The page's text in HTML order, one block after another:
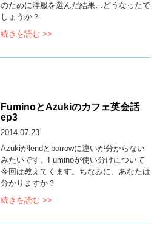
のために洋服を選んだ結果…どうなったで
しょうか？
続きを読む >>
FuminoとAzukiのカフェ英会話
ep3
2014.07.23
Azukiがlendとborrowに違いが分からない
みたいです。Fuminoが使い分けについて
今回は教えてくます。ちなみに、あなたは
分かりますか？
続きを読む >>